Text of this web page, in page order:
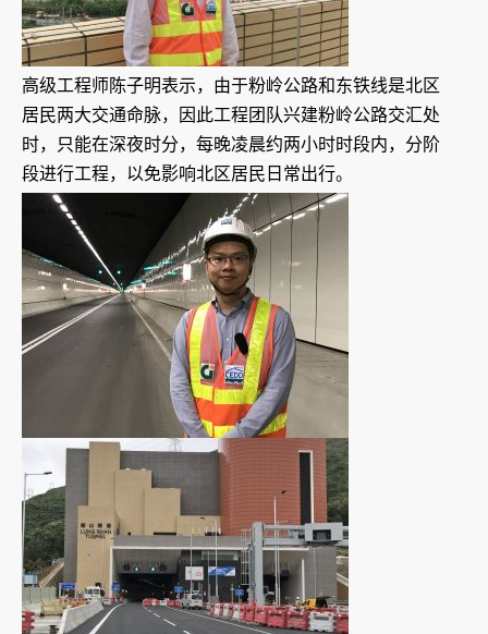
高级工程师陈子明表示，由于粉岭公路和东铁线是北区
居民两大交通命脉，因此工程团队兴建粉岭公路交汇处
时，只能在深夜时分，每晚凌晨约两小时时段内，分阶
段进行工程，以免影响北区居民日常出行。